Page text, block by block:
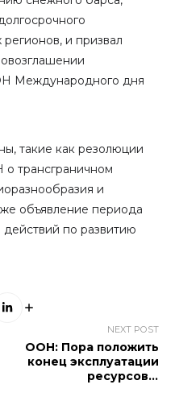
регионов, и призвал
Международного дня
такие как резолюции
трансграничном
и
объявление периода
по развитию
NEXT POST
ООН: Пора положить
конец эксплуатации
ресурсов в